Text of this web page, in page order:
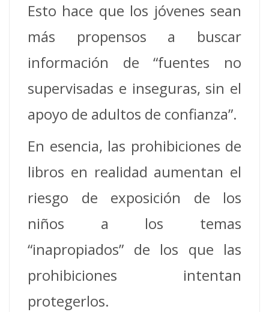
Esto hace que los jóvenes sean
más propensos a buscar
información de “fuentes no
supervisadas e inseguras, sin el
apoyo de adultos de confianza”.
En esencia, las prohibiciones de
libros en realidad aumentan el
riesgo de exposición de los
niños a los temas
“inapropiados” de los que las
prohibiciones intentan
protegerlos.